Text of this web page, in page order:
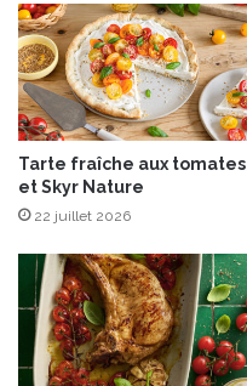
t
o
d
'
o
s
e
i
l
t
s
a
u
S
a
n
t
r
Tarte fraîche aux tomates
et Skyr Nature
22 juillet 2026